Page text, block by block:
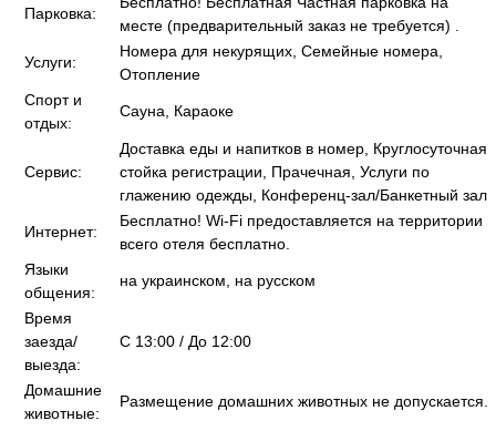
Парковка:
месте (предварительный заказ не требуется) .
Услуги:
Номера для некурящих, Семейные номера,
Отопление
Спорт и
отдых:
Сауна, Караоке
Сервис:
Доставка еды и напитков в номер, Круглосуточная
стойка регистрации, Прачечная, Услуги по
глажению одежды, Конференц-зал/Банкетный зал
Интернет:
Бесплатно! Wi-Fi предоставляется на территории
всего отеля бесплатно.
Языки
общения:
на украинском, на русском
Время
заезда/
выезда:
C 13:00 / До 12:00
Домашние
животные:
Размещение домашних животных не допускается.